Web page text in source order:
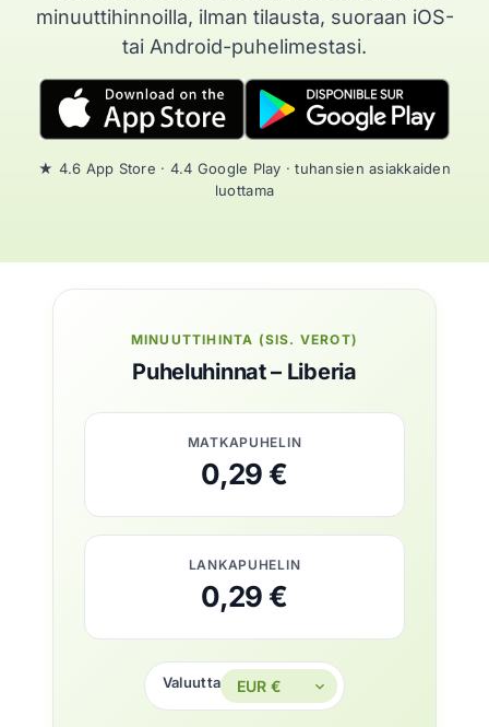
minuuttihinnoilla, ilman tilausta, suoraan iOS-
tai Android-puhelimestasi.
★ 4.6 App Store · 4.4 Google Play · tuhansien asiakkaiden
luottama
MINUUTTIHINTA (SIS. VEROT)
Puheluhinnat – Liberia
MATKAPUHELIN
0,29 €
LANKAPUHELIN
0,29 €
Valuutta